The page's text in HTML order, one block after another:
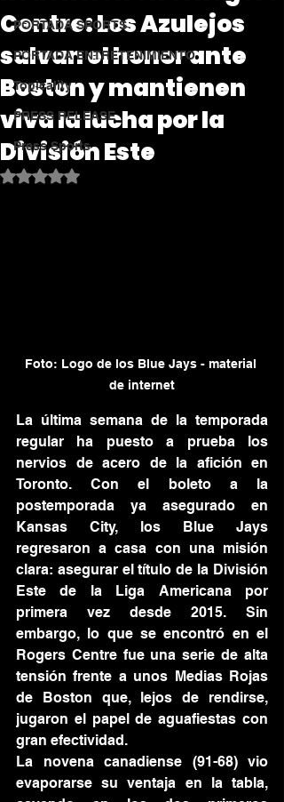
PORTADA SPORTS
PORTADA ENTRETENIMIENTO
Topicality
PRESS RELEASE
Press Sports
Centre: Los Azulejos
salvan el honor ante
Boston y mantienen
viva la lucha por la
División Este
Obtuvo NaN de 5 estrellas.
Foto: Logo de los Blue Jays - material
de internet
La última semana de la temporada
regular ha puesto a prueba los
nervios de acero de la afición en
Toronto. Con el boleto a la
postemporada ya asegurado en
Kansas City, los Blue Jays
regresaron a casa con una misión
clara: asegurar el título de la División
Este de la Liga Americana por
primera vez desde 2015. Sin
embargo, lo que se encontró en el
Rogers Centre fue una serie de alta
tensión frente a unos Medias Rojas
de Boston que, lejos de rendirse,
jugaron el papel de aguafiestas con
gran efectividad.
La novena canadiense (91-68) vio
evaporarse su ventaja en la tabla,